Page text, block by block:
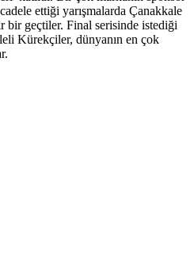
ettiği yarışmalarda Çanakkale
bir geçtiler. Final serisinde istediği
Kürekçiler, dünyanın en çok